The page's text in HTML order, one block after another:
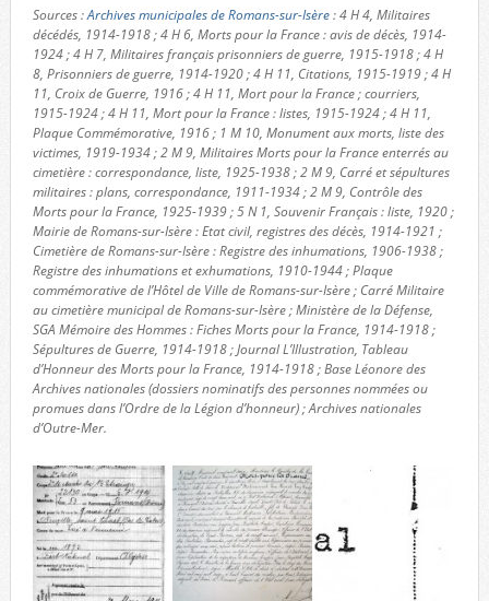
Sources :Archives municipales de Romans-sur-Isère: 4 H 4, Militaires
décédés, 1914-1918 ; 4 H 6, Morts pour la France : avis de décès, 1914-
1924 ; 4 H 7, Militaires français prisonniers de guerre, 1915-1918 ; 4 H
8, Prisonniers de guerre, 1914-1920 ; 4 H 11, Citations, 1915-1919 ; 4 H
11, Croix de Guerre, 1916 ; 4 H 11, Mort pour la France ; courriers,
1915-1924 ; 4 H 11, Mort pour la France : listes, 1915-1924 ; 4 H 11,
Plaque Commémorative, 1916 ; 1 M 10, Monument aux morts, liste des
victimes, 1919-1934 ; 2 M 9, Militaires Morts pour la France enterrés au
cimetière : correspondance, liste, 1925-1938 ; 2 M 9, Carré et sépultures
militaires : plans, correspondance, 1911-1934 ; 2 M 9, Contrôle des
Morts pour la France, 1925-1939 ; 5 N 1, Souvenir Français : liste, 1920 ;
Mairie de Romans-sur-Isère : Etat civil, registres des décès, 1914-1921 ;
Cimetière de Romans-sur-Isère : Registre des inhumations, 1906-1938 ;
Registre des inhumations et exhumations, 1910-1944 ; Plaque
commémorative de l’Hôtel de Ville de Romans-sur-Isère ; Carré Militaire
au cimetière municipal de Romans-sur-Isère ; Ministère de la Défense,
SGA Mémoire des Hommes : Fiches Morts pour la France, 1914-1918 ;
Sépultures de Guerre, 1914-1918 ; Journal L’Illustration, Tableau
d’Honneur des Morts pour la France, 1914-1918 ; Base Léonore des
Archives nationales (dossiers nominatifs des personnes nommées ou
promues dans l’Ordre de la Légion d’honneur) ; Archives nationales
d’Outre-Mer.